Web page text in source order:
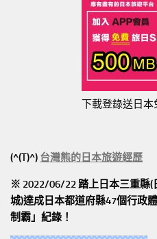
下載登錄送日本
(^(T)^) 台灣熊的日本旅遊經歷
※ 2022/06/22 踏上日本三重縣(
城)達成日本都道府縣47個行政
制霸」紀錄！